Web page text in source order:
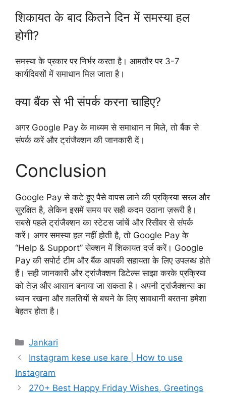
शिकायत के बाद कितने दिन में समस्या हल
होगी?
समस्या के प्रकार पर निर्भर करता है। आमतौर पर 3-7
कार्यदिवसों में समाधान मिल जाता है।
क्या बैंक से भी संपर्क करना चाहिए?
अगर Google Pay के माध्यम से समाधान न मिले, तो बैंक से
संपर्क करें और ट्रांजैक्शन की जानकारी दें।
Conclusion
Google Pay से कटे हुए पैसे वापस लाने की प्रक्रिया सरल और
सुरक्षित है, लेकिन इसमें समय पर सही कदम उठाना ज़रूरी है।
सबसे पहले ट्रांजैक्शन का स्टेटस जांचें और रिसीवर से संपर्क
करें। अगर समस्या हल नहीं होती है, तो Google Pay के
“Help & Support” सेक्शन में शिकायत दर्ज करें। Google
Pay की सपोर्ट टीम और बैंक आपकी सहायता के लिए उपलब्ध होते
हैं। सही जानकारी और ट्रांजैक्शन डिटेल्स साझा करके प्रक्रिया
को तेज़ और आसान बनाया जा सकता है। अपनी ट्रांजैक्शन्स का
ध्यान रखना और ग़लतियों से बचने के लिए सावधानी बरतना हमेशा
बेहतर होता है।
Categories
Jankari
Instagram kese use kare | How to use
Instagram
270+ Best Happy Friday Wishes, Greetings